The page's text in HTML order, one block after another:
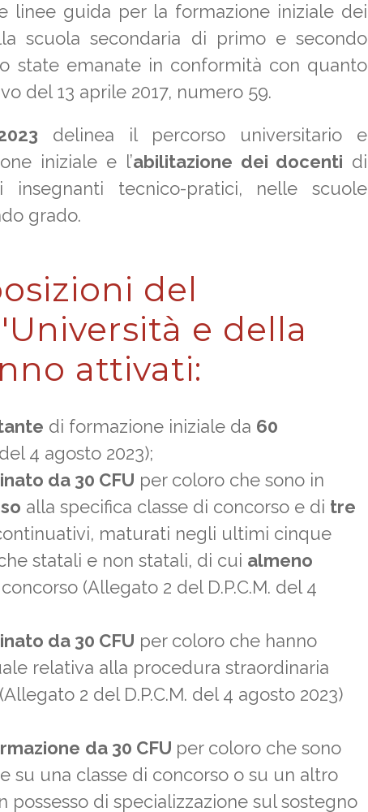
linee guida per la formazione iniziale dei
scuola secondaria di primo e secondo
state emanate in conformità con quanto
del 13 aprile 2017, numero 59.
delinea il percorso universitario e
iniziale e l’abilitazione dei docenti di
tecnico-pratici, nelle scuole
grado.
del
e della
attivati:
di formazione iniziale da 60
4 agosto 2023);
da 30 CFU per coloro che sono in
alla specifica classe di concorso e di tre
maturati negli ultimi cinque
statali e non statali, di cui almeno
(Allegato 2 del D.P.C.M. del 4
da 30 CFU per coloro che hanno
relativa alla procedura straordinaria
2 del D.P.C.M. del 4 agosto 2023)
da 30 CFU per coloro che sono
su una classe di concorso o su un altro
di specializzazione sul sostegno